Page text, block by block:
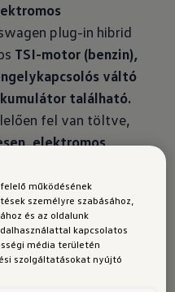
plug-in hibrid
TSI-motor (benzin),
váltó
található.
fel van töltve,
elektromos
átvált a
működésének
személyre szabásához,
és az oldalunk
kapcsolatos
média területén
szolgáltatásokat nyújtó